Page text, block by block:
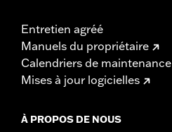
Entretien agréé
Manuels du propriétaire
Calendriers de maintenance
Mises à jour logicielles
À PROPOS DE NOUS